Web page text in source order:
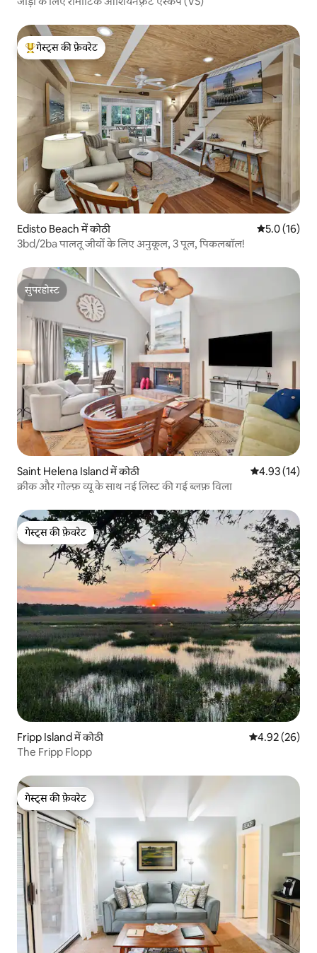
गेस्ट्स का टॉप फ़ेवरेट
गेस्ट्स की फ़ेवरेट
Edisto Beach में कोठी औसत रेटिंग 5
5.0 (16)
3bd/2ba पालतू जीवों के लिए अनुकूल, 3 पूल, पिकलबॉल!
सुपरहोस्ट
सुपरहोस्ट
Saint Helena Island में कोठी औसत रेटिंग 5 में
4.93 (14)
क्रीक और गोल्फ़ व्यू के साथ नई लिस्ट की गई ब्लफ़ विला
गेस्ट्स की फ़ेवरेट
गेस्ट्स की फ़ेवरेट
Fripp Island में कोठी औसत रेटिंग 5 में
4.92 (26)
The Fripp Flopp
गेस्ट्स की फ़ेवरेट
गेस्ट्स की फ़ेवरेट